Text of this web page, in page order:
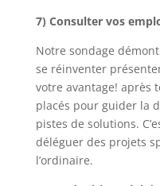
7) Consulter vos
Notre sondage
se réinventer
votre avantage! après
placés pour guider la
pistes de solutions.
déléguer des projets
l’ordinaire.